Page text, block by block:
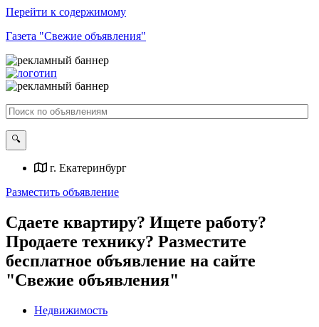
Перейти к содержимому
Газета "Свежие объявления"
г. Екатеринбург
Разместить объявление
Сдаете квартиру? Ищете работу?
Продаете технику? Разместите
бесплатное объявление на сайте
"Свежие объявления"
Недвижимость